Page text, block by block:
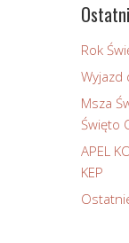
Rok
Wyjazd
Msza
Święto
APEL
KEP